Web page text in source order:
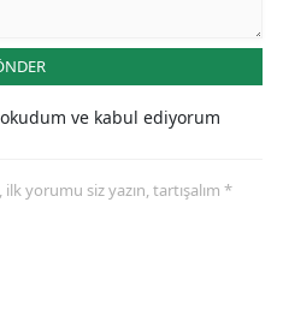
okudum ve kabul ediyorum
yorumu siz yazın, tartışalım *